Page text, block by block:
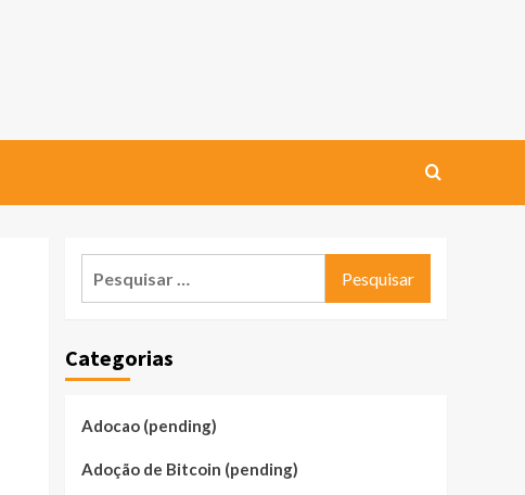
Categorias
Adocao (pending)
Adoção de Bitcoin (pending)